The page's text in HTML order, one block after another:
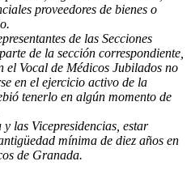
proveedores de bienes o
de las Secciones
de la sección correspondiente,
el Vocal de Médicos Jubilados no
en el ejercicio activo de la
tenerlo en algún momento de
las Vicepresidencias, estar
mínima de diez años en
de Granada.